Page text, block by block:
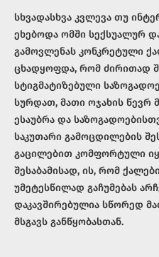
სხვადასხვა კვლევა თუ
ეხებოდა ომში სექსუალურ
გამოვლენას კონკრეტული
ცხადყოფდა, რომ ძირითად
სტიგმატიზებული
სურდათ, მათი ოჯახის წევრ
ესაუბრა და
საკუთარი გამოცდილების
გაცილებით კომფორტული
შესაბამისად, ის, რომ
უმეტესწილად გაჩუმებას
დაკავშირებულია სწორედ
მსგავს განწყობასთან.